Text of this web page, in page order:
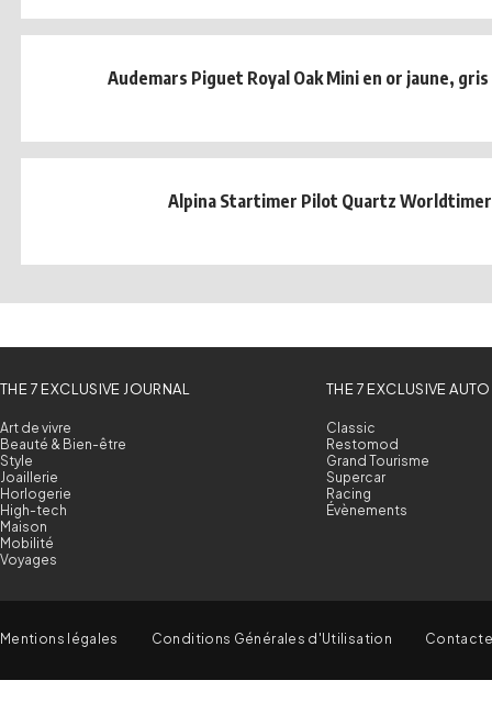
Audemars Piguet Royal Oak Mini en or jaune,
Alpina Startimer Pilot Quartz Worldtimer
THE 7 EXCLUSIVE JOURNAL
Art de vivre
Beauté & Bien-être
Style
Joaillerie
Horlogerie
High-tech
Maison
Mobilité
Voyages
THE 7 EXCLUSIVE AUTO
Classic
Restomod
Grand Tourisme
Supercar
Racing
Évènements
Mentions légales Conditions Générales d'Utilisation